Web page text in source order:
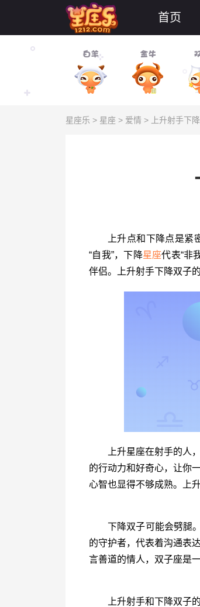
首页
星座乐 > 星座 > 爱情 > 上升射手下
上升点和下降点是紧
“自我”，下降星座代表“非我
伴侣。上升射手下降双子
上升星座在射手的人
的行动力和好奇心，让你
心智也显得不够成熟。上
下降双子可能会劈腿
的守护者，代表着沟通表
言善道的情人，双子座是
上升射手和下降双子